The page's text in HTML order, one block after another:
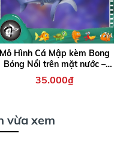
Mô Hình Cá Mập kèm Bong
Bóng Nổi trên mặt nước –
Phụ kiện độc đáo giúp bể cá
thêm sinh động, đáng yêu
35.000₫
vừa xem